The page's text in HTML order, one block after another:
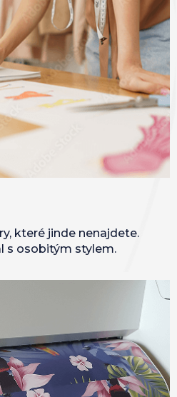
které jinde nenajdete.
s osobitým stylem.